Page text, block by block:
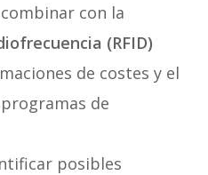
con la
(RFID)
de costes y el
de
posibles